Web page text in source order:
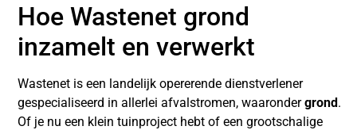
Hoe Wastenet grond
inzamelt en verwerkt
Wastenet is een landelijk opererende dienstverlener
gespecialiseerd in allerlei afvalstromen, waarondergrond.
Of je nu een klein tuinproject hebt of een grootschalige